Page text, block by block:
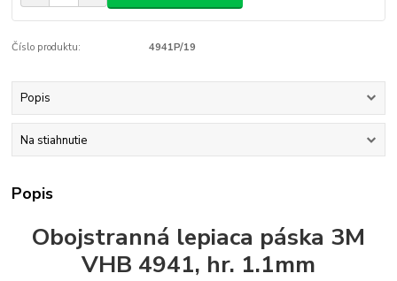
Číslo produktu: 4941P/19
Popis
Na stiahnutie
Popis
Obojstranná lepiaca páska 3M
VHB 4941, hr. 1.1mm